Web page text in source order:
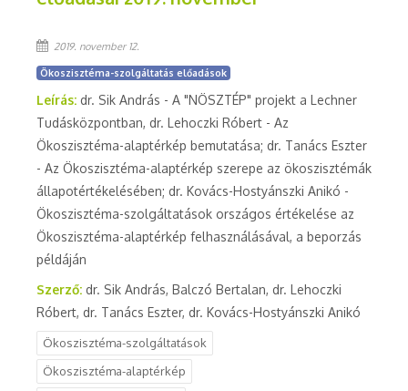
2019. november 12.
Ökoszisztéma-szolgáltatás előadások
Leírás: dr. Sik András - A "NÖSZTÉP" projekt a Lechner
Tudásközpontban, dr. Lehoczki Róbert - Az
Ökoszisztéma-alaptérkép bemutatása; dr. Tanács Eszter
- Az Ökoszisztéma-alaptérkép szerepe az ökoszisztémák
állapotértékelésében; dr. Kovács-Hostyánszki Anikó -
Ökoszisztéma-szolgáltatások országos értékelése az
Ökoszisztéma-alaptérkép felhasználásával, a beporzás
példáján
Szerző: dr. Sik András, Balczó Bertalan, dr. Lehoczki
Róbert, dr. Tanács Eszter, dr. Kovács-Hostyánszki Anikó
Ökoszisztéma-szolgáltatások
Ökoszisztéma-alaptérkép